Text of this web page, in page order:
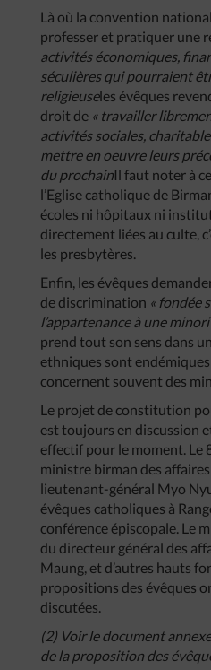
Là où la convention
professer et pratiquer une
activités économiques,
séculières qui pourraient
religieuseles évêques
droit de « travailler
activités sociales,
mettre en oeuvre leurs
du prochainIl faut noter à
l’Eglise catholique de
écoles ni hôpitaux ni
directement liées au culte,
les presbytères.
Enfin, les évêques
de discrimination « fondée
l’appartenance à une
prend tout son sens dans
ethniques sont
concernent souvent des
Le projet de constitution
est toujours en discussion
effectif pour le moment. Le
ministre birman des
lieutenant-général Myo
évêques catholiques à
conférence épiscopale. Le
du directeur général des
Maung, et d’autres hauts
propositions des évêques
discutées.
(2) Voir le document
de la proposition des